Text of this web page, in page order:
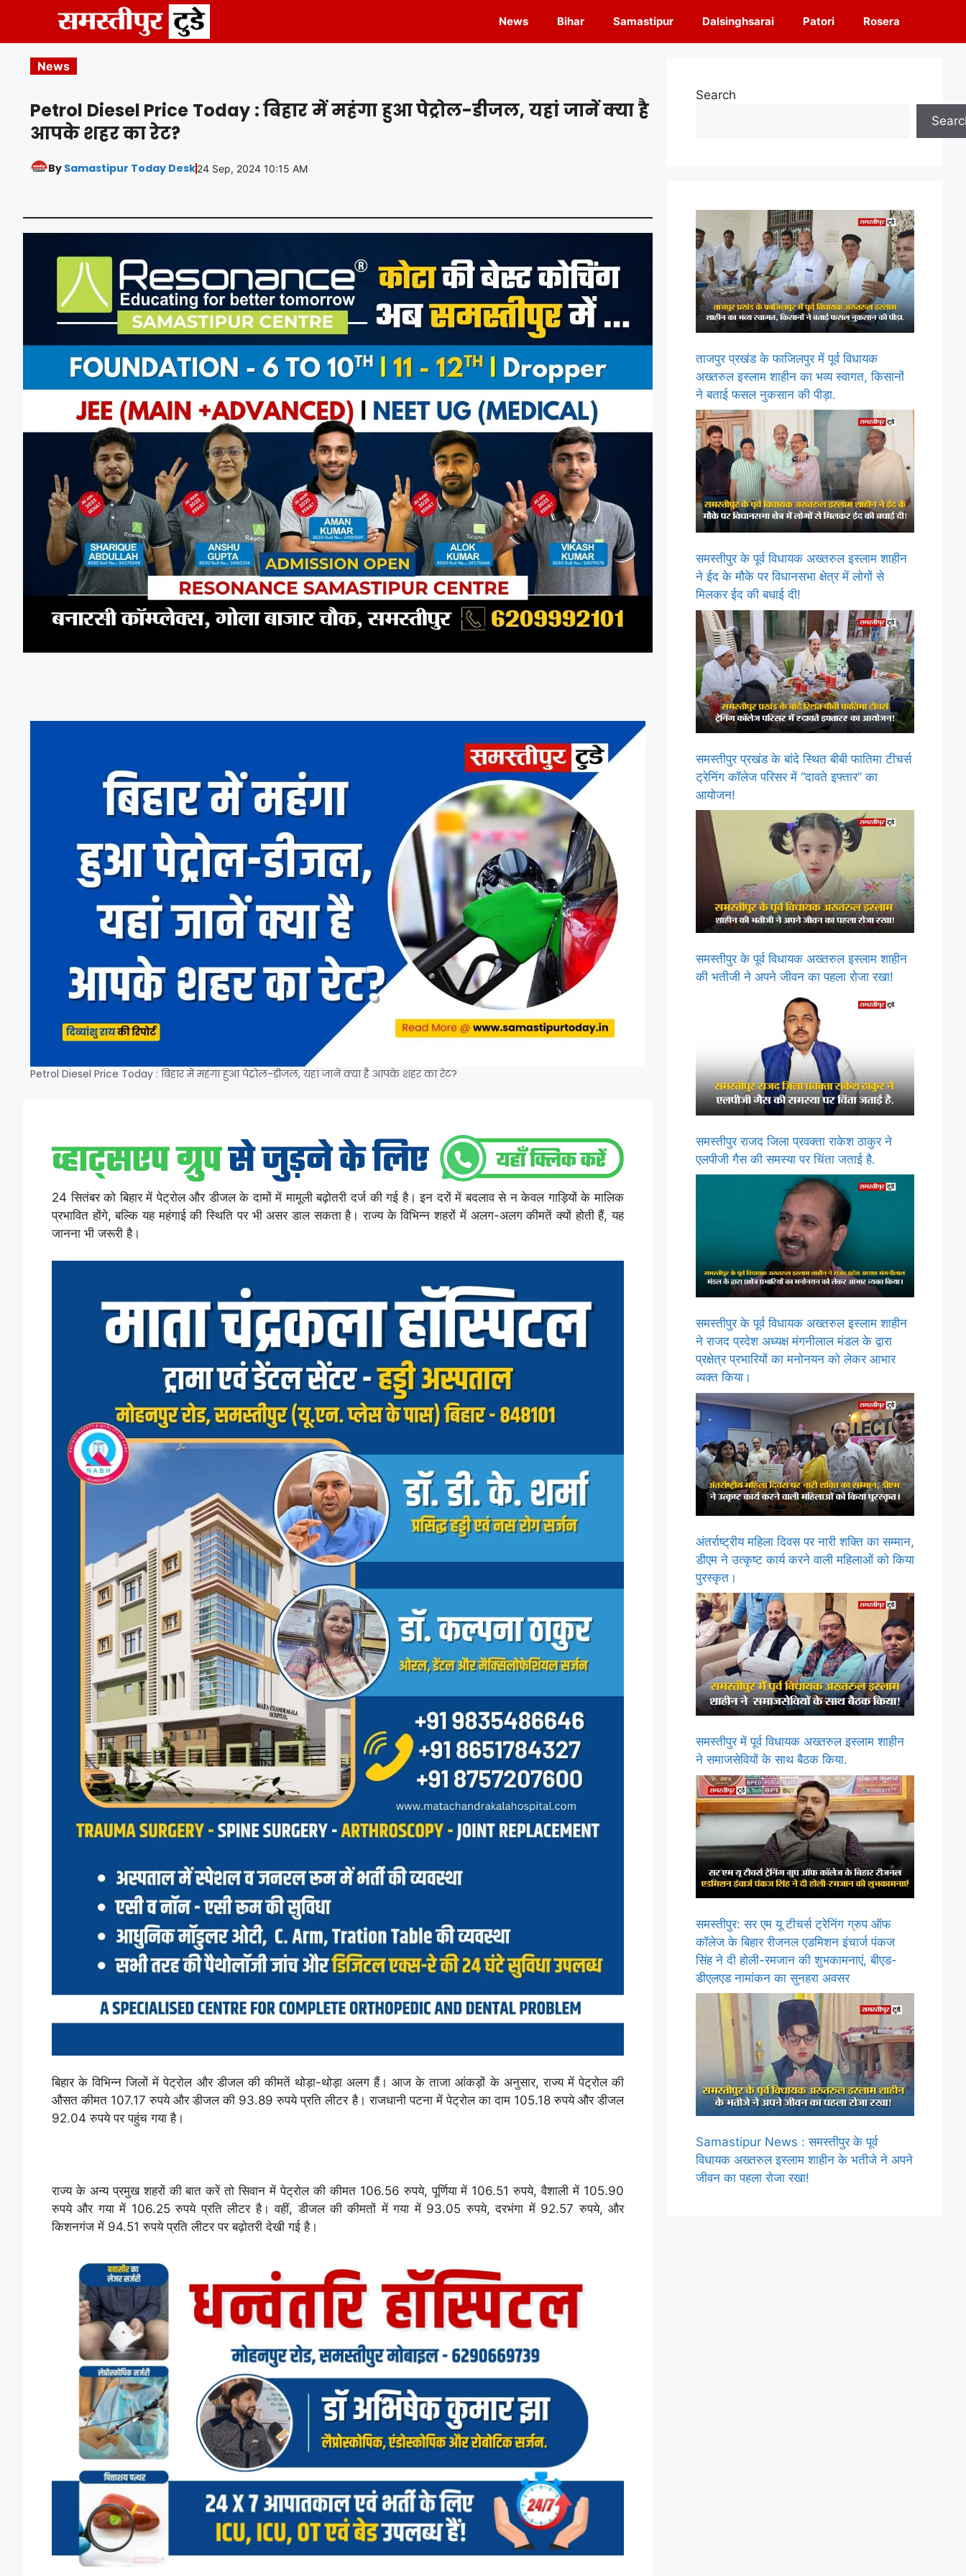
content
News Bihar Samastipur Dalsinghsarai Patori Rosera
News
Petrol Diesel Price Today : बिहार में महंगा हुआ पेट्रोल-डीजल, यहां जानें क्या है
आपके शहर का रेट?
By Samastipur Today Desk24 Sep, 2024 10:15 AM
Petrol Diesel Price Today : बिहार में महंगा हुआ पेट्रोल-डीजल, यहां जानें क्या है आपके शहर का रेट?
24 सितंबर को बिहार में पेट्रोल और डीजल के दामों में मामूली बढ़ोतरी दर्ज की गई है। इन दरों में बदलाव से न केवल गाड़ियों के मालिक
प्रभावित होंगे, बल्कि यह महंगाई की स्थिति पर भी असर डाल सकता है। राज्य के विभिन्न शहरों में अलग-अलग कीमतें क्यों होती हैं, यह
जानना भी जरूरी है।
बिहार के विभिन्न जिलों में पेट्रोल और डीजल की कीमतें थोड़ा-थोड़ा अलग हैं। आज के ताजा आंकड़ों के अनुसार, राज्य में पेट्रोल की
औसत कीमत 107.17 रुपये और डीजल की 93.89 रुपये प्रति लीटर है। राजधानी पटना में पेट्रोल का दाम 105.18 रुपये और डीजल
92.04 रुपये पर पहुंच गया है।
राज्य के अन्य प्रमुख शहरों की बात करें तो सिवान में पेट्रोल की कीमत 106.56 रुपये, पूर्णिया में 106.51 रुपये, वैशाली में 105.90
रुपये और गया में 106.25 रुपये प्रति लीटर है। वहीं, डीजल की कीमतों में गया में 93.05 रुपये, दरभंगा में 92.57 रुपये, और
किशनगंज में 94.51 रुपये प्रति लीटर पर बढ़ोतरी देखी गई है।
Search
ताजपुर प्रखंड के फाजिलपुर में पूर्व विधायक
अख्तरुल इस्लाम शाहीन का भव्य स्वागत, किसानों
ने बताई फसल नुकसान की पीड़ा.
समस्तीपुर के पूर्व विधायक अख्तरुल इस्लाम शाहीन
ने ईद के मौके पर विधानसभा क्षेत्र में लोगों से
मिलकर ईद की बधाई दी!
समस्तीपुर प्रखंड के बांदे स्थित बीबी फातिमा टीचर्स
ट्रेनिंग कॉलेज परिसर में “दावते इफ्तार” का
आयोजन!
समस्तीपुर के पूर्व विधायक अख्तरुल इस्लाम शाहीन
की भतीजी ने अपने जीवन का पहला रोजा रखा!
समस्तीपुर राजद जिला प्रवक्ता राकेश ठाकुर ने
एलपीजी गैस की समस्या पर चिंता जताई है.
समस्तीपुर के पूर्व विधायक अख्तरुल इस्लाम शाहीन
ने राजद प्रदेश अध्यक्ष मंगनीलाल मंडल के द्वारा
प्रक्षेत्र प्रभारियों का मनोनयन को लेकर आभार
व्यक्त किया।
अंतर्राष्ट्रीय महिला दिवस पर नारी शक्ति का सम्मान,
डीएम ने उत्कृष्ट कार्य करने वाली महिलाओं को किया
पुरस्कृत।
समस्तीपुर में पूर्व विधायक अख्तरुल इस्लाम शाहीन
ने समाजसेवियों के साथ बैठक किया.
समस्तीपुर: सर एम यू टीचर्स ट्रेनिंग ग्रुप ऑफ
कॉलेज के बिहार रीजनल एडमिशन इंचार्ज पंकज
सिंह ने दी होली-रमजान की शुभकामनाएं, बीएड-
डीएलएड नामांकन का सुनहरा अवसर
Samastipur News : समस्तीपुर के पूर्व
विधायक अख्तरुल इस्लाम शाहीन के भतीजे ने अपने
जीवन का पहला रोजा रखा!